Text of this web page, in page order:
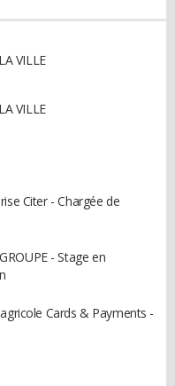
VILLE
VILLE
Citer - Chargée de
- Stage en
Cards & Payments -